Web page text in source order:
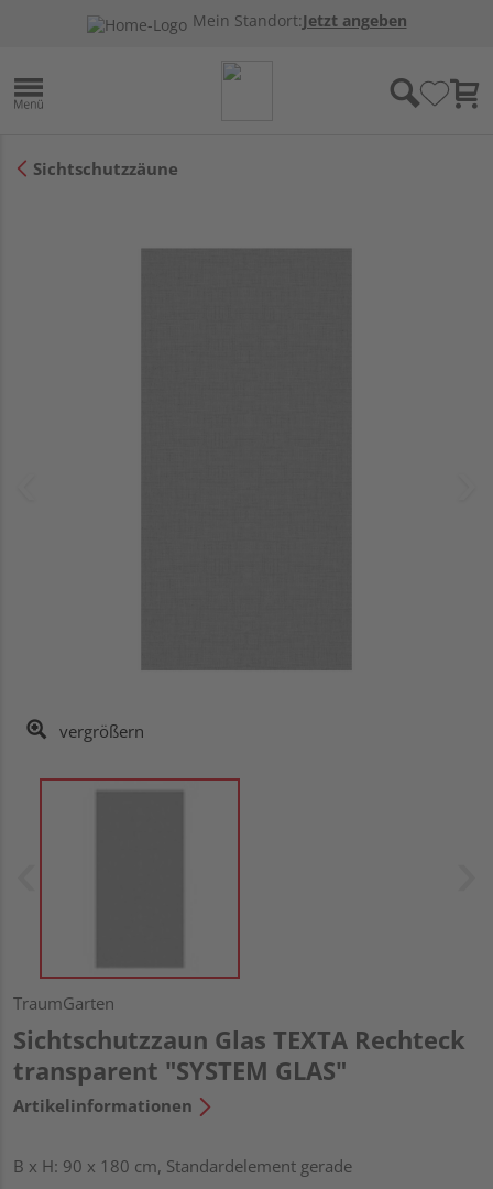
Mein Standort:Jetzt angeben
Sichtschutzzäune
vergrößern
TraumGarten
Sichtschutzzaun Glas TEXTA Rechteck
transparent "SYSTEM GLAS"
Artikelinformationen
B x H: 90 x 180 cm, Standardelement gerade